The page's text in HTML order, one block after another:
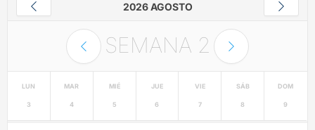
2026 AGOSTO
SEMANA 2
LUN
3
MAR
4
MIÉ
5
JUE
6
VIE
7
SÁB
8
DOM
9